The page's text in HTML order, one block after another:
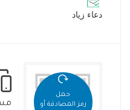
دعاء زياد
حمل
رمز المصادقة أو